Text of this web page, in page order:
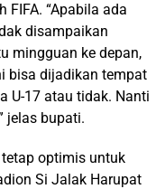
“Apabila ada
disampaikan
mingguan ke depan,
bisa dijadikan tempat
U-17 atau tidak. Nanti
jelas bupati.
optimis untuk
Si Jalak Harupat